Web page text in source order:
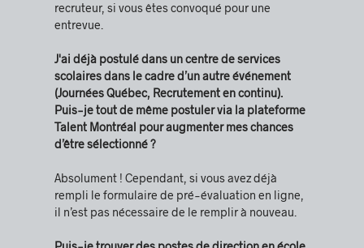
recruteur, si vous êtes convoqué pour une
entrevue.
J'ai déjà postulé dans un centre de services
scolaires dans le cadre d’un autre événement
(Journées Québec, Recrutement en continu).
Puis-je tout de même postuler via la plateforme
Talent Montréal pour augmenter mes chances
d’être sélectionné ?
Absolument ! Cependant, si vous avez déjà
rempli le formulaire de pré-évaluation en ligne,
il n’est pas nécessaire de le remplir à nouveau.